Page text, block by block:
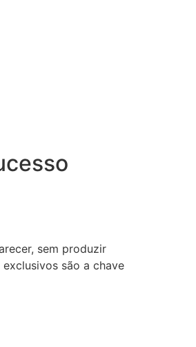
sem produzir
são a chave